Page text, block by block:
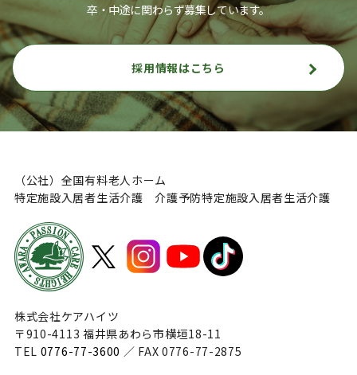
卒・中途に関わらず募集しています。
採用情報はこちら
（公社）全国有料老人ホーム
特定施設入居者生活介護 介護予防特定施設入居者生活介護
株式会社ケアハイツ
〒910-4113 福井県あわら市横垣18-11
TEL 0776-77-3600 ／ FAX 0776-77-2875